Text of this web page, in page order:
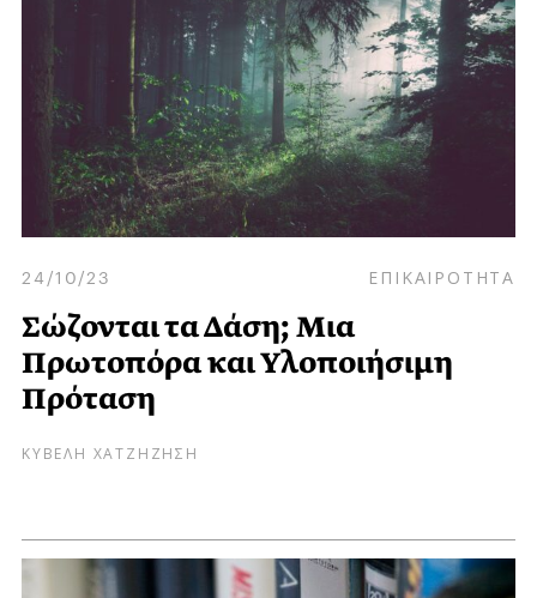
24/10/23 ΕΠΙΚΑΙΡΟΤΗΤΑ
Σώζονται τα Δάση; Μια
Πρωτοπόρα και Υλοποιήσιμη
Πρόταση
ΚΥΒΕΛΗ ΧΑΤΖΗΖΗΣΗ